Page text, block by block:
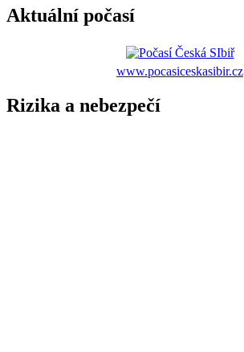
Aktuální počasí
www.pocasiceskasibir.cz
Rizika a nebezpečí